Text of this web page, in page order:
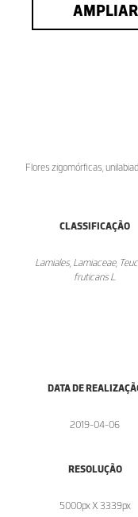
AMPLIAR
Flores zigomórficas,
CLASSIFICAÇÃO
Lamiales, Lamiaceae,
fruticans L.
DATA DE
2019-04-06
RESOLUÇÃO
5000px X 3339px